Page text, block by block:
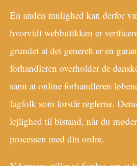
En anden mulighed kan derfor
hvorvidt webbutikken er
grundet at det generelt er en
forhandleren overholder de
samt at online forhandleren
fagfolk som forstår reglerne.
lejlighed til bistand, når du
processen med din ordre.